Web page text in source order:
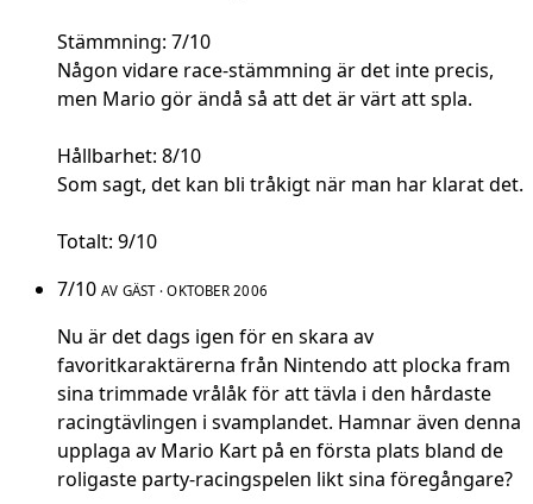
Stämmning: 7/10
Någon vidare race-stämmning är det inte precis,
men Mario gör ändå så att det är värt att spla.
Hållbarhet: 8/10
Som sagt, det kan bli tråkigt när man har klarat det.
Totalt: 9/10
7/10 AV GÄST · OKTOBER 2006
Nu är det dags igen för en skara av
favoritkaraktärerna från Nintendo att plocka fram
sina trimmade vrålåk för att tävla i den hårdaste
racingtävlingen i svamplandet. Hamnar även denna
upplaga av Mario Kart på en första plats bland de
roligaste party-racingspelen likt sina föregångare?